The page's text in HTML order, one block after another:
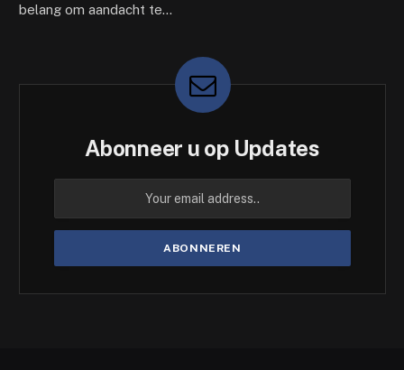
belang om aandacht te…
Abonneer u op Updates